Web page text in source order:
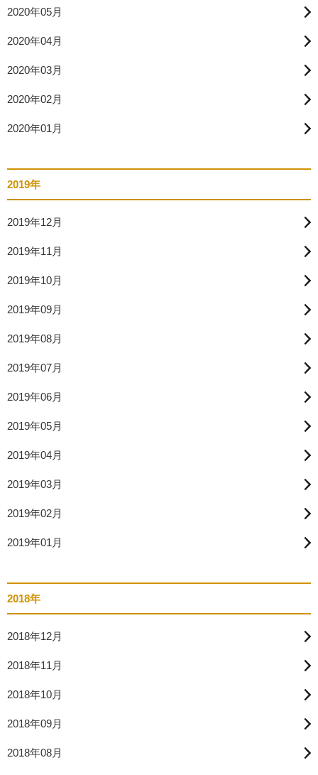
2020年05月
2020年04月
2020年03月
2020年02月
2020年01月
2019年
2019年12月
2019年11月
2019年10月
2019年09月
2019年08月
2019年07月
2019年06月
2019年05月
2019年04月
2019年03月
2019年02月
2019年01月
2018年
2018年12月
2018年11月
2018年10月
2018年09月
2018年08月